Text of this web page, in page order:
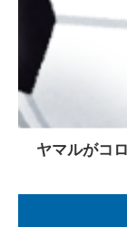
ヤマルがコ